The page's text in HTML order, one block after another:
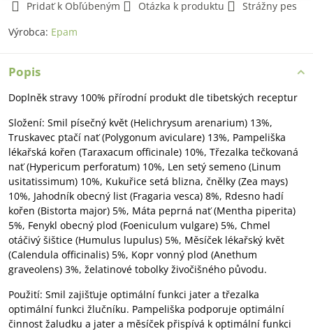
Pridať k Obľúbeným Otázka k produktu
Strážny pes
Výrobca: Epam
Popis
Doplněk stravy 100% přírodní produkt dle tibetských receptur
Složení: Smil písečný květ (Helichrysum arenarium) 13%,
Truskavec ptačí nať (Polygonum aviculare) 13%, Pampeliška
lékařská kořen (Taraxacum officinale) 10%, Třezalka tečkovaná
nať (Hypericum perforatum) 10%, Len setý semeno (Linum
usitatissimum) 10%, Kukuřice setá blizna, čnělky (Zea mays)
10%, Jahodník obecný list (Fragaria vesca) 8%, Rdesno hadí
kořen (Bistorta major) 5%, Máta peprná nať (Mentha piperita)
5%, Fenykl obecný plod (Foeniculum vulgare) 5%, Chmel
otáčivý šištice (Humulus lupulus) 5%, Měsíček lékařský květ
(Calendula officinalis) 5%, Kopr vonný plod (Anethum
graveolens) 3%, želatinové tobolky živočišného původu.
Použití: Smil zajišťuje optimální funkci jater a třezalka
optimální funkci žlučníku. Pampeliška podporuje optimální
činnost žaludku a jater a měsíček přispívá k optimální funkci